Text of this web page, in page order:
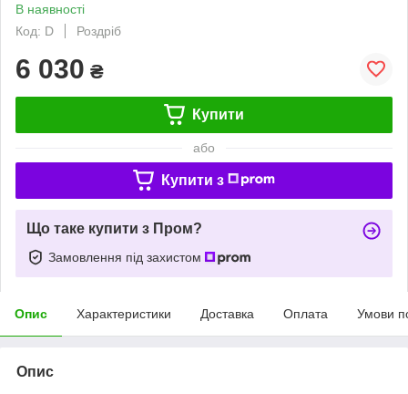
В наявності
Код: D
Роздріб
6 030 ₴
Купити
або
Купити з
Що таке купити з Пром?
Замовлення під захистом
Опис Характеристики Доставка Оплата Умови
Опис